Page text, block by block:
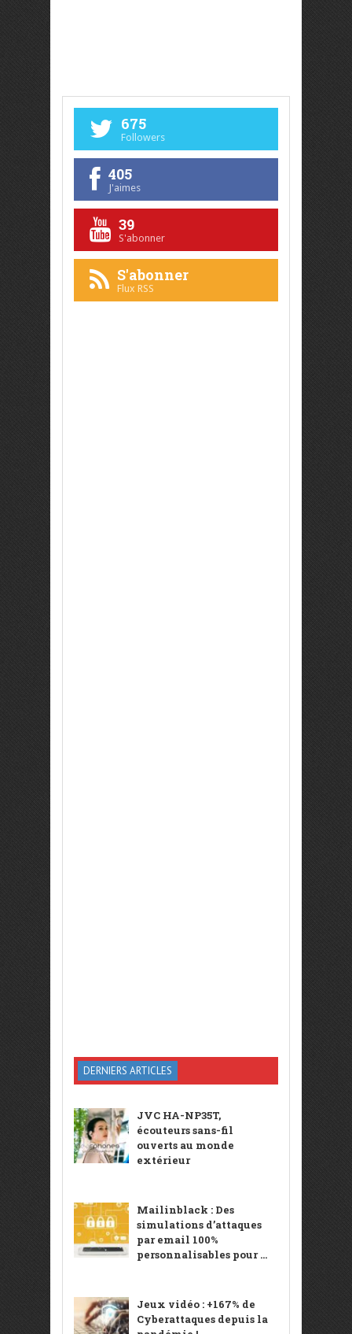
675
Followers
405
J'aimes
39
S'abonner
S'abonner
Flux RSS
DERNIERS ARTICLES
JVC HA-NP35T,
écouteurs sans-fil
ouverts au monde
extérieur
Mailinblack : Des
simulations d’attaques
par email 100%
personnalisables pour ...
Jeux vidéo : +167% de
Cyberattaques depuis la